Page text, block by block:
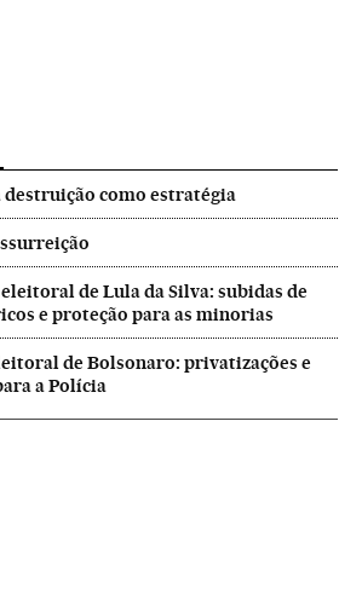
destruição como estratégia
de Lula da Silva: subidas de
e proteção para as minorias
de Bolsonaro: privatizações e
a Polícia